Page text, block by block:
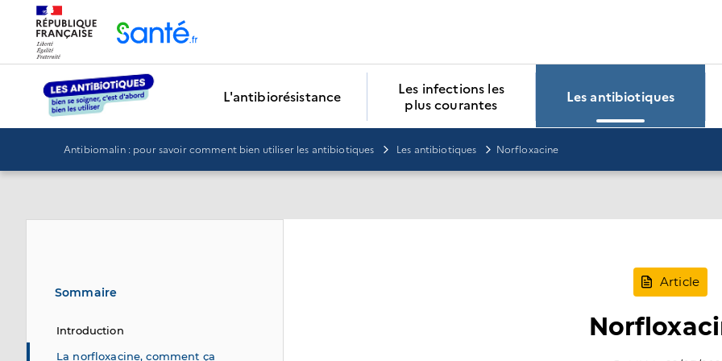
L'antibiorésistance
Les infections les
plus courantes
Les antibiotiques
Antibiomalin : pour savoir comment bien utiliser les antibiotiques Les antibiotiques Norfloxacine
Sommaire
Introduction
La norfloxacine, comment ça
Article
Panneau de gestion des cookies